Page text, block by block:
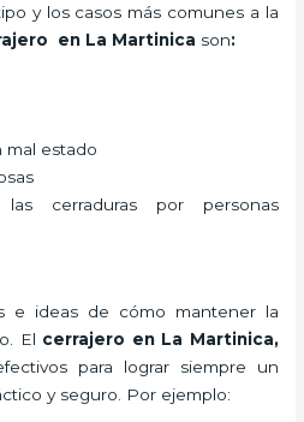
y los casos más comunes a la
en La Martinica son:
mal estado
las cerraduras por personas
e ideas de cómo mantener la
El cerrajero en La Martinica,
para lograr siempre un
y seguro. Por ejemplo: